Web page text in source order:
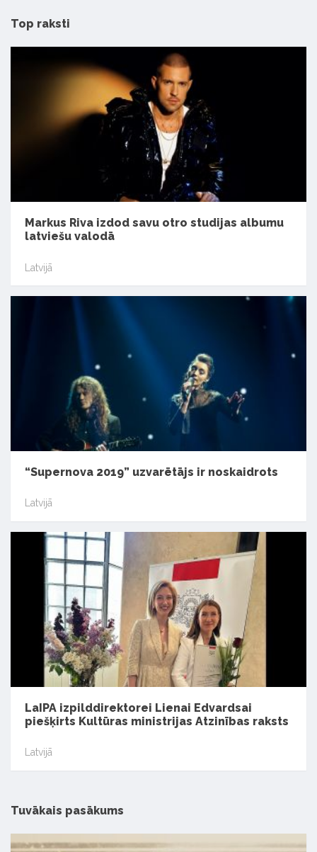
Top raksti
Markus Riva izdod savu otro studijas albumu
latviešu valodā
Latvijā
“Supernova 2019” uzvarētājs ir noskaidrots
Latvijā
LaIPA izpilddirektorei Lienai Edvardsai
piešķirts Kultūras ministrijas Atzinības raksts
Latvijā
Tuvākais pasākums